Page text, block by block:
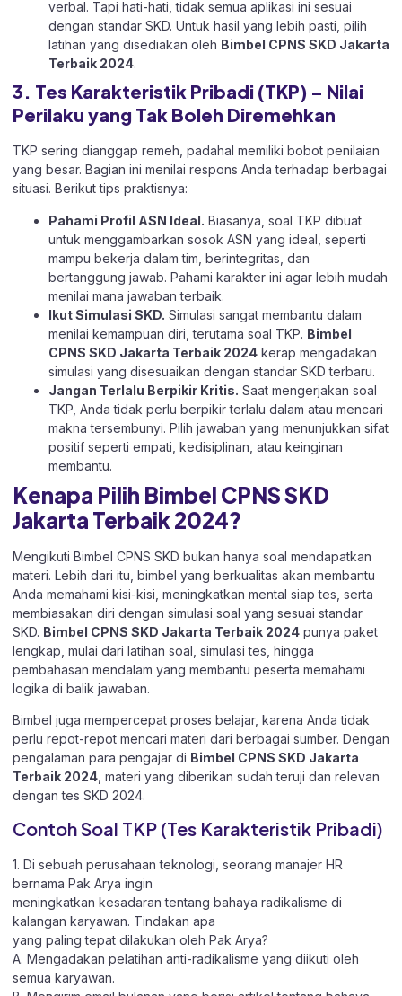
verbal. Tapi hati-hati, tidak semua aplikasi ini sesuai
dengan standar SKD. Untuk hasil yang lebih pasti, pilih
latihan yang disediakan oleh Bimbel CPNS SKD Jakarta
Terbaik 2024.
3. Tes Karakteristik Pribadi (TKP) – Nilai
Perilaku yang Tak Boleh Diremehkan
TKP sering dianggap remeh, padahal memiliki bobot penilaian
yang besar. Bagian ini menilai respons Anda terhadap berbagai
situasi. Berikut tips praktisnya:
Pahami Profil ASN Ideal. Biasanya, soal TKP dibuat
untuk menggambarkan sosok ASN yang ideal, seperti
mampu bekerja dalam tim, berintegritas, dan
bertanggung jawab. Pahami karakter ini agar lebih mudah
menilai mana jawaban terbaik.
Ikut Simulasi SKD. Simulasi sangat membantu dalam
menilai kemampuan diri, terutama soal TKP. Bimbel
CPNS SKD Jakarta Terbaik 2024 kerap mengadakan
simulasi yang disesuaikan dengan standar SKD terbaru.
Jangan Terlalu Berpikir Kritis. Saat mengerjakan soal
TKP, Anda tidak perlu berpikir terlalu dalam atau mencari
makna tersembunyi. Pilih jawaban yang menunjukkan sifat
positif seperti empati, kedisiplinan, atau keinginan
membantu.
Kenapa Pilih Bimbel CPNS SKD
Jakarta Terbaik 2024?
Mengikuti Bimbel CPNS SKD bukan hanya soal mendapatkan
materi. Lebih dari itu, bimbel yang berkualitas akan membantu
Anda memahami kisi-kisi, meningkatkan mental siap tes, serta
membiasakan diri dengan simulasi soal yang sesuai standar
SKD. Bimbel CPNS SKD Jakarta Terbaik 2024 punya paket
lengkap, mulai dari latihan soal, simulasi tes, hingga
pembahasan mendalam yang membantu peserta memahami
logika di balik jawaban.
Bimbel juga mempercepat proses belajar, karena Anda tidak
perlu repot-repot mencari materi dari berbagai sumber. Dengan
pengalaman para pengajar di Bimbel CPNS SKD Jakarta
Terbaik 2024 , materi yang diberikan sudah teruji dan relevan
dengan tes SKD 2024.
Contoh Soal TKP (Tes Karakteristik Pribadi)
1. Di sebuah perusahaan teknologi, seorang manajer HR
bernama Pak Arya ingin
meningkatkan kesadaran tentang bahaya radikalisme di
kalangan karyawan. Tindakan apa
yang paling tepat dilakukan oleh Pak Arya?
A. Mengadakan pelatihan anti-radikalisme yang diikuti oleh
semua karyawan.